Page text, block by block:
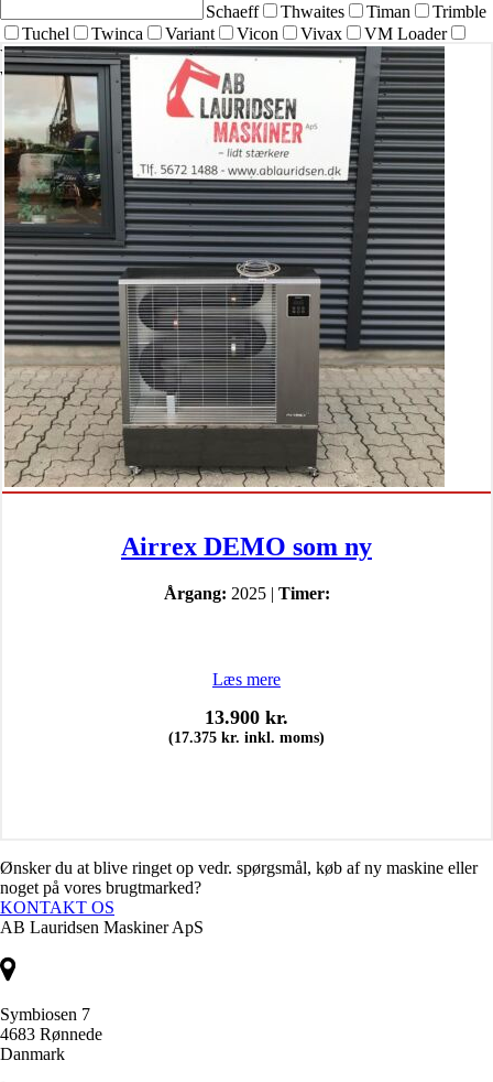
Terex Schaeff Thwaites Timan
Trimble
Tuchel
Twinca Variant Vicon Vivax
VM Loader
Volvo
Wacker Wacker Neuson Weber
Weidemann
Westermann
Wood Chipper Yanmar
Airrex DEMO som ny
Årgang: 2025 | Timer:
Læs mere
13.900 kr.
(17.375 kr. inkl. moms)
Ønsker du at blive ringet op vedr. spørgsmål, køb af ny maskine eller
noget på vores brugtmarked?
KONTAKT OS
AB Lauridsen Maskiner ApS
Symbiosen 7
4683 Rønnede
Danmark